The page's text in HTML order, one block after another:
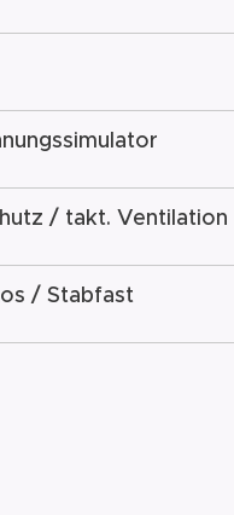
/ takt. Ventilation
/ Stabfast